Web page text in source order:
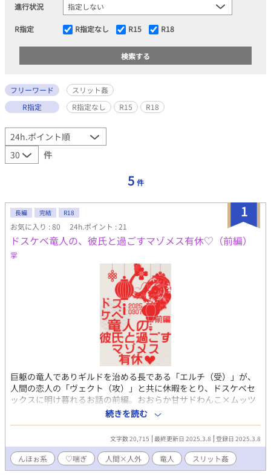
進行状況
R指定 R指定なし R15 R18
フリーワード
スリット姦
R指定
R指定なし R15 R18
件
5 件
1
長編 完結 R18
お気に入り : 80 24h.ポイント : 21
ドスケベ竜人の、彼氏と過ごすマゾメス有休♡（前編）
掌
巨躯の竜人でありギルドを治める長である「エルチ（受）」が、
人間の恋人の「ヴェクト（攻）」と共に休暇をとり、ドスケベセ
ックスに明け暮れるお話の前編。おおらか甘サドわんこ×ムッツ
リドスケベ強気ザコメスなCPです。 人間×人外要素やスリット
姦、尿道攻めや3点責めなど少々ハードめな内容が含まれます。
コミッションにて執筆させていただいた作品で、登場人物や世界
観の設定はご依頼主様に帰属いたします。ありがとうございまし
た！ ・web拍手 http://bit.ly/38kXFb0 ・X垢
https://twitter.com/show1write
続きを読む
文字数 20,715 最終更新日 2025.3.8 登録日 2025.3.8
んほぉ系 ♡喘ぎ 人間×人外 竜人 スリット姦